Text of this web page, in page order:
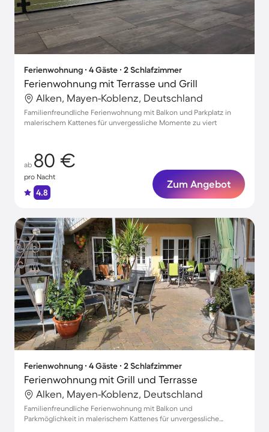
Ferienwohnung ∙ 4 Gäste ∙ 2 Schlafzimmer
Ferienwohnung mit Terrasse und Grill
Alken, Mayen-Koblenz, Deutschland
Familienfreundliche Ferienwohnung mit Balkon und Parkplatz in
malerischem Kattenes für unvergessliche Momente zu viert
ab 80 €
pro Nacht
4.8
Zum Angebot
Ferienwohnung ∙ 4 Gäste ∙ 2 Schlafzimmer
Ferienwohnung mit Grill und Terrasse
Alken, Mayen-Koblenz, Deutschland
Familienfreundliche Ferienwohnung mit Balkon und
Parkmöglichkeit in malerischem Kattenes für unvergessliche